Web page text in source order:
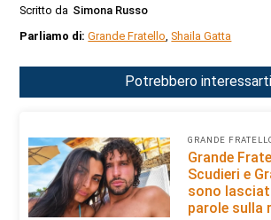
Scritto da Simona Russo
Parliamo di:Grande Fratello,Shaila Gatta
Potrebbero interessarti
GRANDE
Grande
Scudieri e
sono
parole sulla